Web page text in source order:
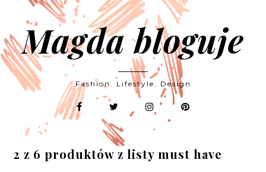
Magda bloguje
Fashion. Lifestyle. Design
2 z 6 produktów z listy must have